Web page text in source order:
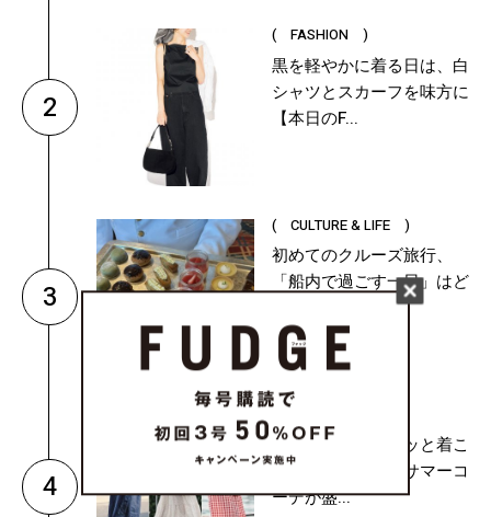
2
( FASHION )
黒を軽やかに着る日は、白
シャツとスカーフを味方に
【本日のF...
3
( CULTURE & LIFE )
初めてのクルーズ旅行、
「船内で過ごす一日」はど
4
ワンピースをサラッと着こ
なす、おしゃれなサマーコ
ーデが盛...